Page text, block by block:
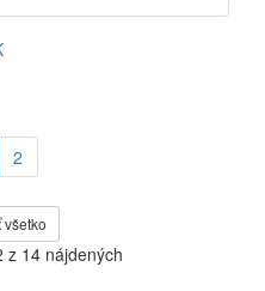
2
všetko
z 14 nájdených